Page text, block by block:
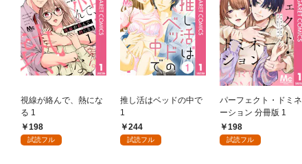
視線が絡んで、熱にな
る 1
198
試読フル
推し活はベッドの中で
1
244
試読フル
パーフェクト・ドミネ
ーション 分冊版 1
198
試読フル